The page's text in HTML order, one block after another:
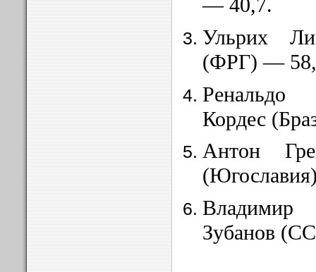
— 40,7.
Ульрих
(ФРГ) —
Кордес
Антон
(Югосла
Владимир
Зубанов